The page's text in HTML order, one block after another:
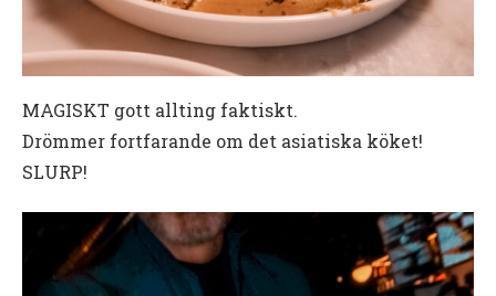
MAGISKT gott allting faktiskt.
Drömmer fortfarande om det asiatiska köket!
SLURP!